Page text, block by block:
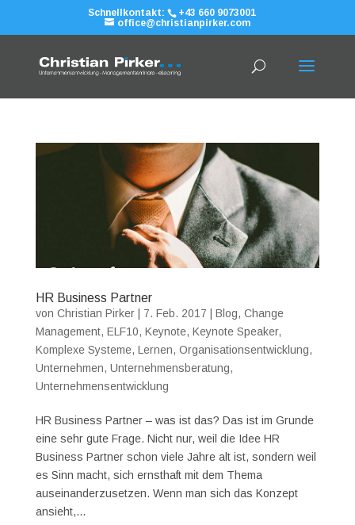
Schnellkontakt:
+43 660 9073001
office@christianpirker.com
HR Business Partner
von Christian Pirker| 7. Feb. 2017 Blog, Change
Management, ELF10, Keynote, Keynote Speaker,
Komplexe Systeme, Lernen, Organisationsentwicklung,
Unternehmen, Unternehmensberatung,
Unternehmensentwicklung
HR Business Partner – was ist das? Das ist im Grunde
eine sehr gute Frage. Nicht nur, weil die Idee HR
Business Partner schon viele Jahre alt ist, sondern weil
es Sinn macht, sich ernsthaft mit dem Thema
auseinanderzusetzen. Wenn man sich das Konzept
ansieht,...